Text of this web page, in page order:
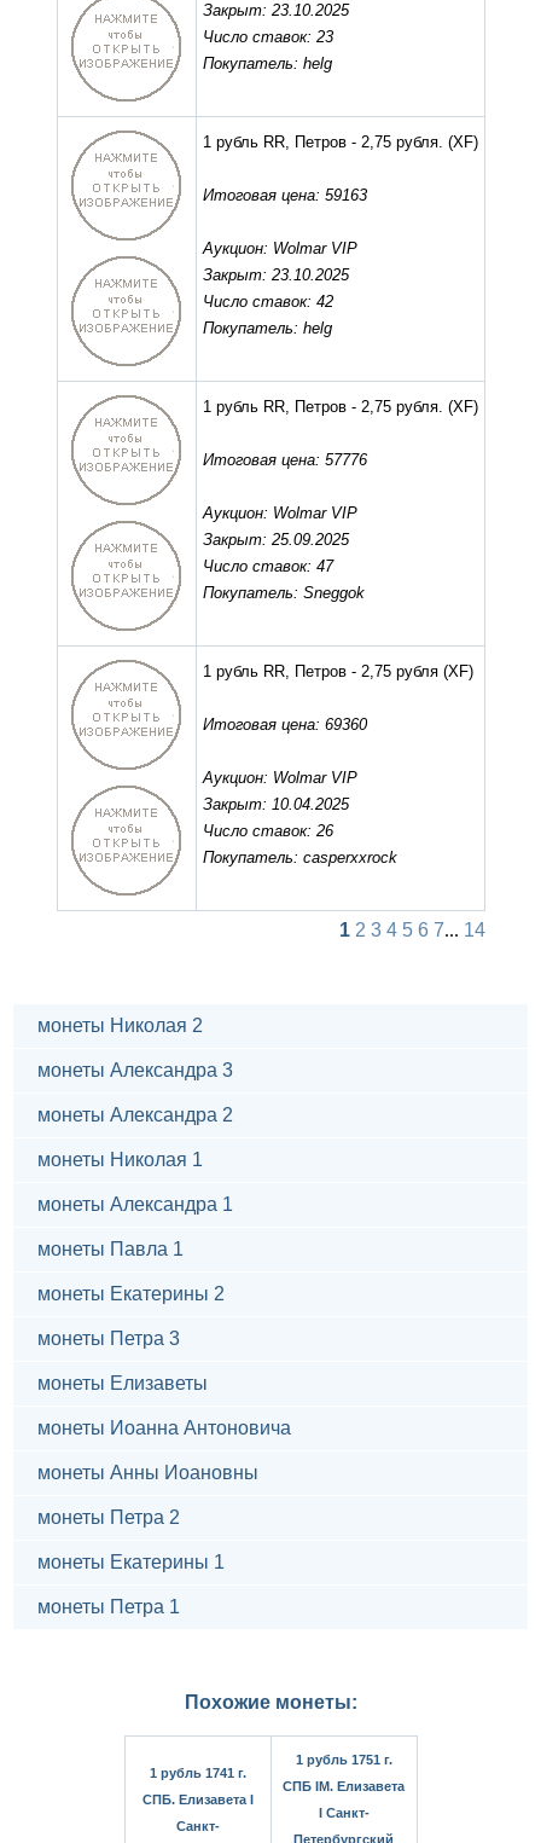
Закрыт: 23.10.2025
Число ставок: 23
Покупатель: helg
1 рубль RR, Петров - 2,75 рубля. (XF)
Итоговая цена: 59163
Аукцион: Wolmar VIP
Закрыт: 23.10.2025
Число ставок: 42
Покупатель: helg
1 рубль RR, Петров - 2,75 рубля. (XF)
Итоговая цена: 57776
Аукцион: Wolmar VIP
Закрыт: 25.09.2025
Число ставок: 47
Покупатель: Sneggok
1 рубль RR, Петров - 2,75 рубля(XF)
Итоговая цена: 69360
Аукцион: Wolmar VIP
Закрыт: 10.04.2025
Число ставок: 26
Покупатель: casperxxrock
1 2 3 4 5 6 7... 14
монеты Николая 2
монеты Александра 3
монеты Александра 2
монеты Николая 1
монеты Александра 1
монеты Павла 1
монеты Екатерины 2
монеты Петра 3
монеты Елизаветы
монеты Иоанна Антоновича
монеты Анны Иоановны
монеты Петра 2
монеты Екатерины 1
монеты Петра 1
Похожие монеты:
1 рубль 1741 г.
СПБ. Елизавета I
Санкт-
1 рубль 1751 г.
СПБ IМ. Елизавета
I Санкт-
Петербургский